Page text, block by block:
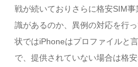
戦が続いておりさらに格安SIM
識があるのか、異例の対応を行
状ではiPhoneはプロファイルと
で、提供されていない場合は格